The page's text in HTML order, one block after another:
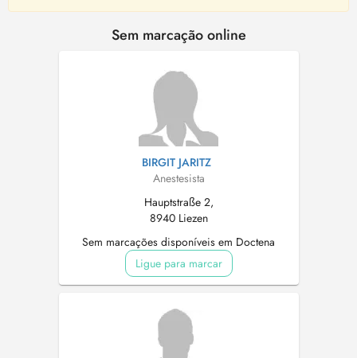
Sem marcação online
BIRGIT JARITZ
Anestesista
Hauptstraße 2,
8940 Liezen
Sem marcações disponíveis em Doctena
Ligue para marcar